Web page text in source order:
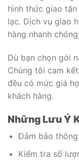
hình thức giao
lạc. Dịch vụ giao
hàng nhanh
Dù bạn chọn gói
Chúng tôi cam
đều có mức giá
khách hàng.
Những Lưu Ý
Đảm bảo
Kiểm tra số